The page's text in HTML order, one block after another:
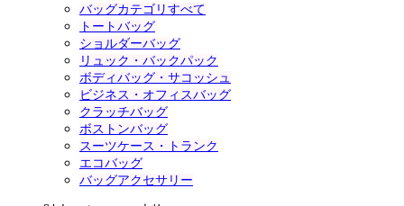
バッグカテゴリすべて
トートバッグ
ショルダーバッグ
リュック・バックパック
ボディバッグ・サコッシュ
ビジネス・オフィスバッグ
クラッチバッグ
ボストンバッグ
スーツケース・トランク
エコバッグ
バッグアクセサリー